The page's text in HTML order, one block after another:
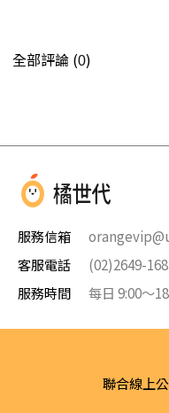
全部評論 (0)
服務信箱
客服電話
(02)2649-
服務時間
每日 9:00～
聯合線上